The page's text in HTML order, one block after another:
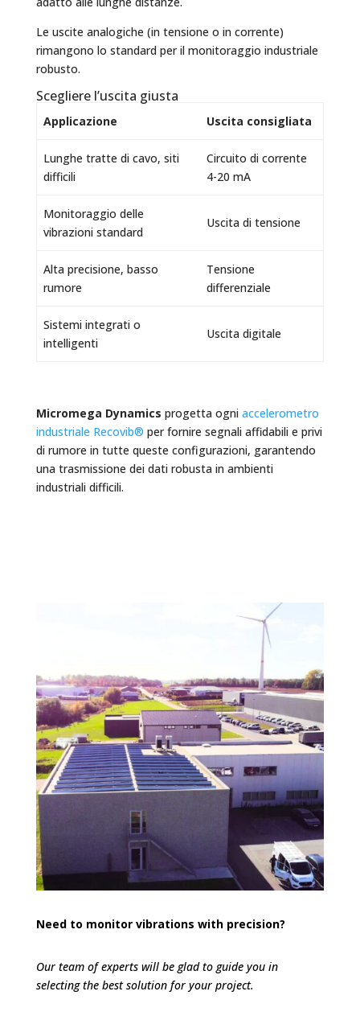
Le uscite analogiche (in tensione o in corrente)
rimangono lo standard per il monitoraggio industriale
robusto.
Scegliere l’uscita giusta
Applicazione Uscita consigliata
Lunghe tratte di cavo, siti
difficili
Circuito di corrente
4-20 mA
Monitoraggio delle
vibrazioni standard
Uscita di tensione
Alta precisione, basso
rumore
Tensione
differenziale
Sistemi integrati o
intelligenti
Uscita digitale
Micromega Dynamics progetta ogni accelerometro
industriale Recovib® per fornire segnali affidabili e privi
di rumore in tutte queste configurazioni, garantendo
una trasmissione dei dati robusta in ambienti
industriali difficili.
Need to monitor vibrations with precision?
Our team of experts will be glad to guide you in
selecting the best solution for your project.